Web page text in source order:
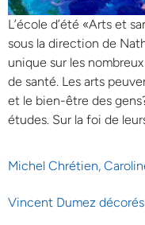
L’école d’été «Arts et
sous la direction de
unique sur les
de santé. Les arts
et le bien-être des
études. Sur la foi de
Michel Chrétien,
Vincent Dumez